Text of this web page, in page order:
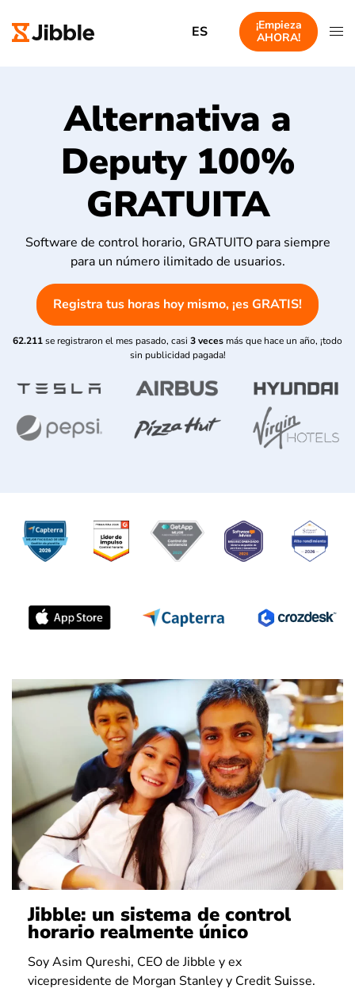
ES
¡Empieza
AHORA!
Alternativa a
Deputy 100%
GRATUITA
Software de control horario, GRATUITO para siempre
para un número ilimitado de usuarios.
Registra tus horas hoy mismo, ¡es GRATIS!
62.211se registraron el mes pasado, casi 3 veces más que hace un año, ¡todo
sin publicidad pagada!
Jibble: un sistema de control
horario realmente único
Soy Asim Qureshi, CEO de Jibble y ex
vicepresidente de Morgan Stanley y Credit Suisse.